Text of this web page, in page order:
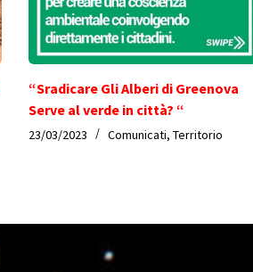
“Sradicare Gli Alberi di Greenova
Serve al verde in città? “
23/03/2023 Comunicati, Territorio